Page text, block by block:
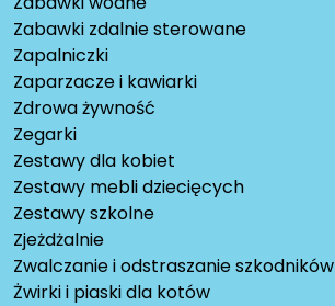
Zabawki zdalnie sterowane
Zapalniczki
Zaparzacze i kawiarki
Zdrowa żywność
Zegarki
Zestawy dla kobiet
Zestawy mebli dziecięcych
Zestawy szkolne
Zjeżdżalnie
Zwalczanie i odstraszanie szkodników
Żwirki i piaski dla kotów